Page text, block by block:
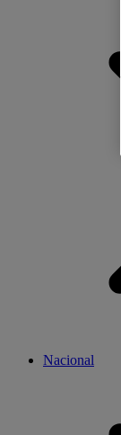
Nacional